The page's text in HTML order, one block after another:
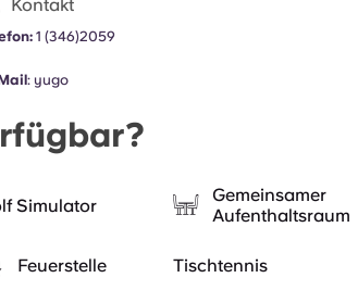
Kontakt
1 (346)2059
: yugo
Simulator
Gemeinsamer
Aufenthaltsraum
Feuerstelle Tischtennis